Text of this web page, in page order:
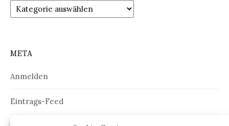
Kategorien
META
Anmelden
Eintrags-Feed